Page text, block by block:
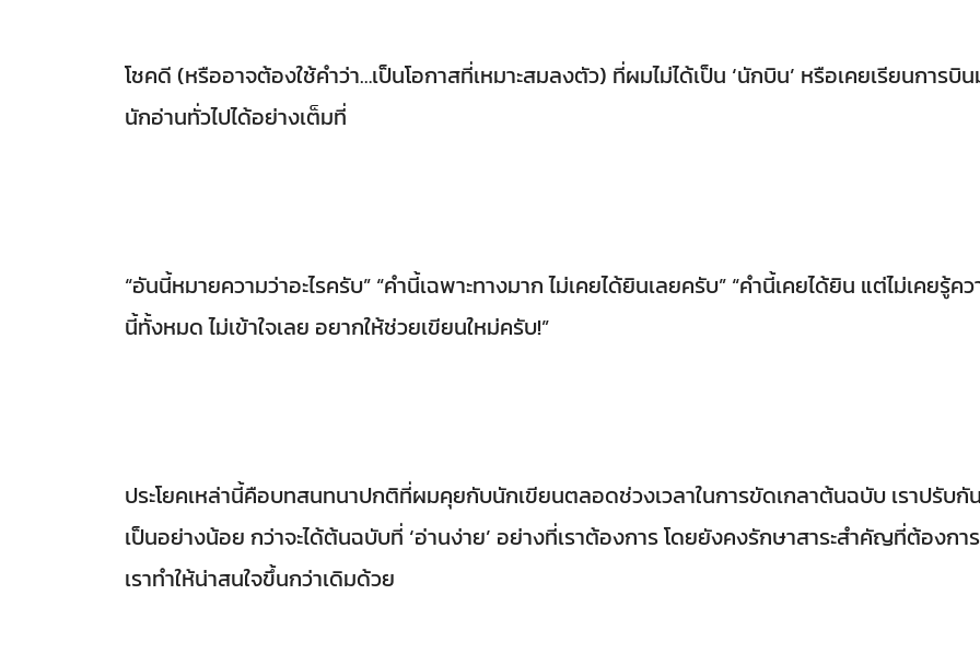
โชคดี (หรืออาจต้องใช้คำว่า…เป็นโอกาสที่เหมาะสมลงตัว) ที่ผมไม่ได้เป็น ‘นักบิน’ หรือเคยเรียนการบิ
นักอ่านทั่วไปได้อย่างเต็มที่
“อันนี้หมายความว่าอะไรครับ” “คำนี้เฉพาะทางมาก ไม่เคยได้ยินเลยครับ” “คำนี้เคยได้ยิน แต่ไม่เคย
นี้ทั้งหมด ไม่เข้าใจเลย อยากให้ช่วยเขียนใหม่ครับ!”
ประโยคเหล่านี้คือบทสนทนาปกติที่ผมคุยกับนักเขียนตลอดช่วงเวลาในการขัดเกลาต้นฉบับ เราปรับ
เป็นอย่างน้อย กว่าจะได้ต้นฉบับที่ ‘อ่านง่าย’ อย่างที่เราต้องการ โดยยังคงรักษาสาระสำคัญที่ต้องก
เราทำให้น่าสนใจขึ้นกว่าเดิมด้วย